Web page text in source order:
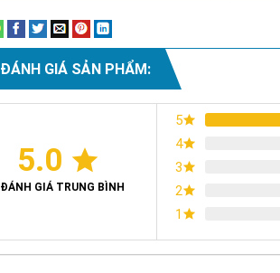
ĐÁNH GIÁ SẢN PHẨM:
5.0
ĐÁNH GIÁ TRUNG BÌNH
5
4
3
2
1